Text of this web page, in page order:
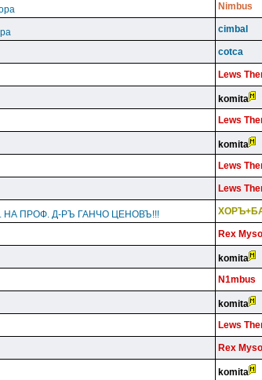
Nimbus
cimbal
cotca
Lews
komita
Lews
komita
Lews
Lews
НА ПРОФ. Д-РЪ ГАНЧО ЦЕНОВЪ!!!
Rex
komita
N1mbus
komita
Lews
Rex
komita